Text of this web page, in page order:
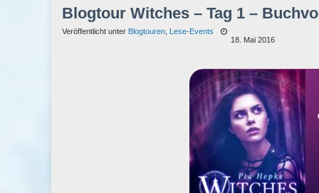
Blogtour Witches – Tag 1 –
Veröffentlicht unter Blogtouren Lese-Events
18. Mai 2016